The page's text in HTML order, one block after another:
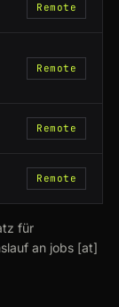
Remote
Remote
Remote
Remote
für
an jobs [at]